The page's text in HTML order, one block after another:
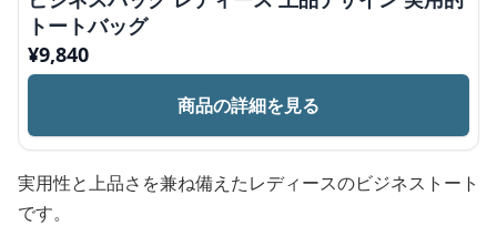
トートバッグ
¥9,840
商品の詳細を見る
実用性と上品さを兼ね備えたレディースのビジネストート
です。